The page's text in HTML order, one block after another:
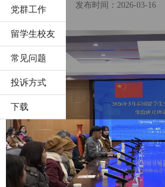
党群工作
留学生校友
常见问题
投诉方式
下载
发布时间：2026-03-16